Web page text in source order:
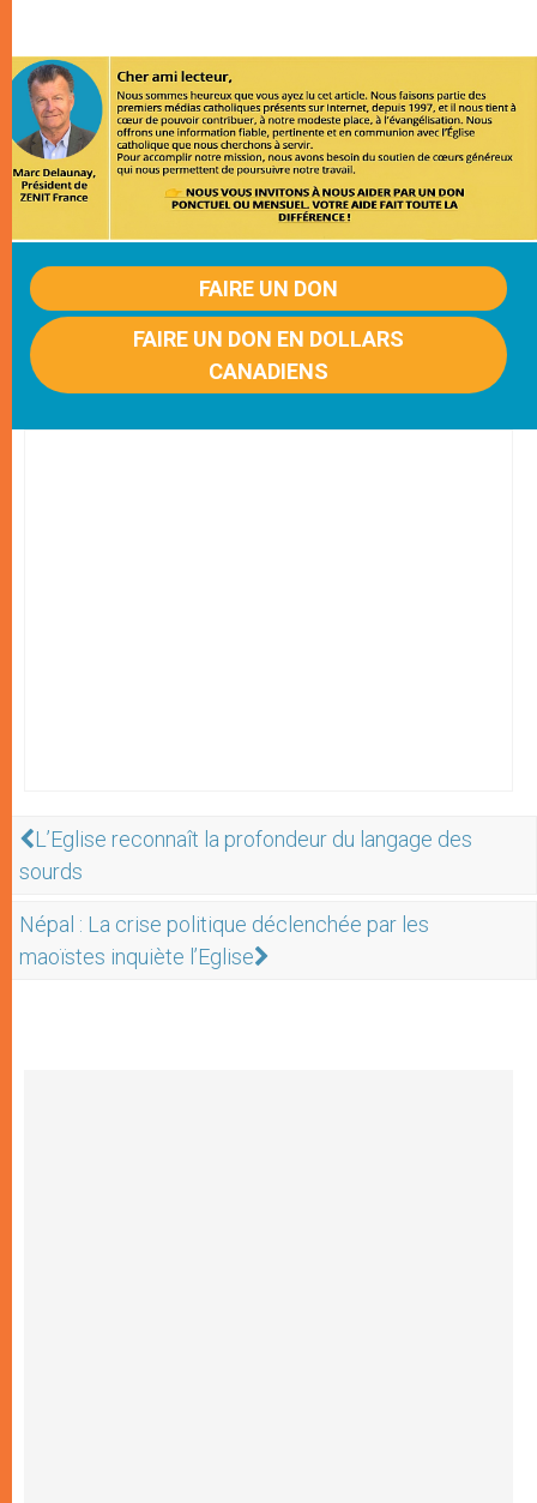
FAIRE UN DON
FAIRE UN DON EN DOLLARS
CANADIENS
L’Eglise reconnaît la profondeur du langage des
sourds
Népal : La crise politique déclenchée par les
maoïstes inquiète l’Eglise